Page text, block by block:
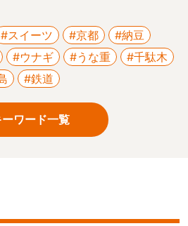
#スイーツ #京都
#納豆
#ウナギ #うな重
#千駄木
#鉄道
ーワード一覧